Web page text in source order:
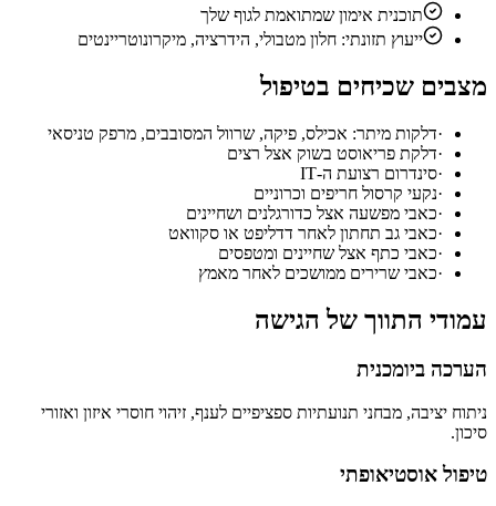
תוכנית אימון שמתואמת לגוף שלך
ייעוץ תזונתי: חלון מטבולי, הידרציה, מיקרונוטריינטים
מצבים שכיחים בטיפול
·דלקות מיתר: אכילס, פיקה, שרוול המסובבים, מרפק טניסאי
·דלקת פריאוסט בשוק אצל רצים
·סינדרום רצועת ה-IT
·נקעי קרסול חריפים וכרוניים
·כאבי מפשעה אצל כדורגלנים ושחיינים
·כאבי גב תחתון לאחר דדליפט או סקוואט
·כאבי כתף אצל שחיינים ומטפסים
·כאבי שרירים ממושכים לאחר מאמץ
עמודי התווך של הגישה
הערכה ביומכנית
ניתוח יציבה, מבחני תנועתיות ספציפיים לענף, זיהוי חוסרי איזון ואזורי
סיכון.
טיפול אוסטיאופתי